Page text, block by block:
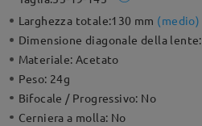
Larghezza totale:130 mm (medio)
Dimensione diagonale della lente:
Materiale:Acetato
Peso: 24g
Bifocale / Progressivo: No
Cerniera a molla: No